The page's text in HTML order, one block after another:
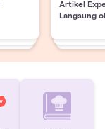
Artikel
Langsung